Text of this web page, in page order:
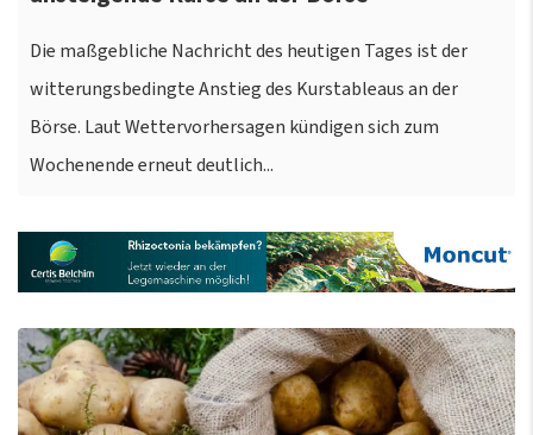
Die maßgebliche Nachricht des heutigen Tages ist der
witterungsbedingte Anstieg des Kurstableaus an der
Börse. Laut Wettervorhersagen kündigen sich zum
Wochenende erneut deutlich...